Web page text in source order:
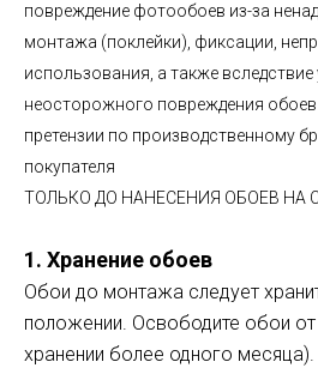
повреждение фотообоев из-за
монтажа (поклейки), фиксации,
использования, а также
неосторожного повреждения
претензии по производственному
покупателя
ТОЛЬКО ДО НАНЕСЕНИЯ ОБОЕВ НА
1. Хранение обоев
Обои до монтажа следует
положении. Освободите обои от
хранении более одного месяца).